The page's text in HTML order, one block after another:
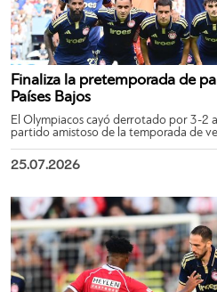
Finaliza la pretemporada de
Países Bajos
El Olympiacos cayó derrotado por 3-2
partido amistoso de la temporada de
25.07.2026